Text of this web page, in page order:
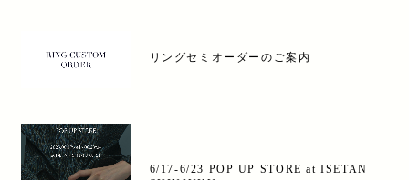
リングセミオーダーのご案内
6/17-6/23 POP UP STORE at ISETAN